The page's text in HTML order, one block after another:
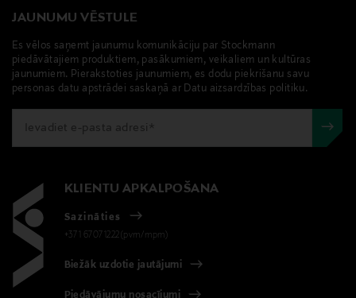
JAUNUMU VĒSTULE
Es vēlos saņemt jaunumu komunikāciju par Stockmann
piedāvātajiem produktiem, pasākumiem, veikaliem un kultūras
jaunumiem. Pierakstoties jaunumiem, es dodu piekrišanu savu
personas datu apstrādei saskaņā ar Datu aizsardzības politiku.
KLIENTU APKALPOŠANA
Sazināties
+371 67071222(pvm/mpm)
Biežāk uzdotie jautājumi
Piedāvājumu nosacījumi